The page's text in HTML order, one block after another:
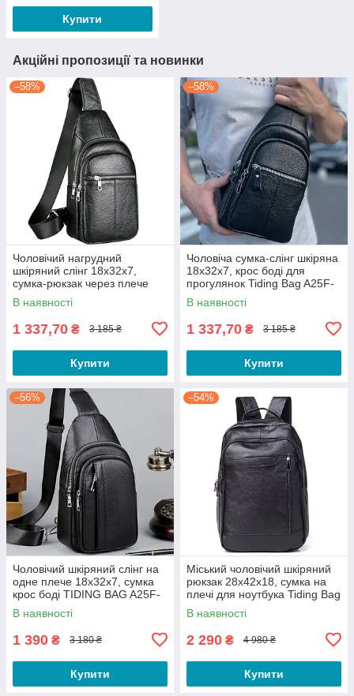
енергоємність 5.12
Купити
Акційні пропозиції та новинки
–58%
Чоловічий нагрудний
шкіряний слінг 18х32х7,
сумка-рюкзак через плече
TIDING BAG-MK 83423 чорна
В наявності
1 337,70 ₴ 3 185 ₴
Купити
–58%
Чоловіча сумка-слінг шкіряна
18х32х7, крос боді для
прогулянок Tiding Bag A25F-
5060A чорна
В наявності
1 337,70 ₴ 3 185 ₴
Купити
–56%
Чоловічий шкіряний слінг на
одне плече 18х32х7, сумка
крос боді TIDING BAG A25F-
3204-1A чорна
В наявності
1 390 ₴ 3 180 ₴
Купити
–54%
Міський чоловічий шкіряний
рюкзак 28х42х18, сумка на
плечі для ноутбука Tiding Bag
B2-03555A, чорна
В наявності
2 290 ₴ 4 980 ₴
Купити